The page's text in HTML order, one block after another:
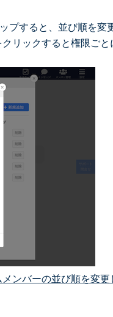
すると、並び順を変
リックすると権限ごと
メンバーの並び順を変更